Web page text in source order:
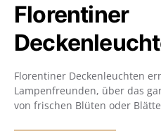
Florentiner
Florentiner Deckenleuchten
Lampenfreunden, über das
von frischen Blüten oder